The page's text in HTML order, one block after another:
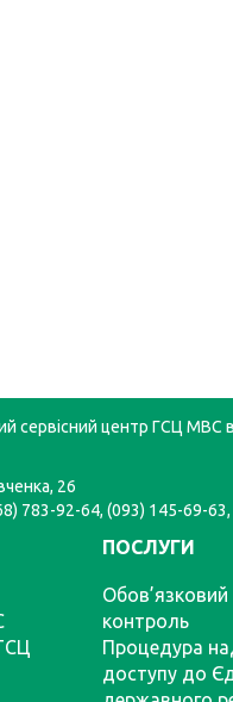
сервісний центр ГСЦ МВС в
26
783-92-64, (093) 145-69-
ПОСЛУГИ
Обов’язковий
контроль
Процедура
доступу до